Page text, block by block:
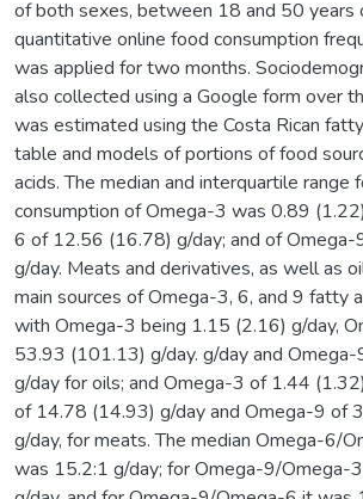
of both sexes, between 18 and 50 years
quantitative online food consumption
was applied for two months.
also collected using a Google form over
was estimated using the Costa Rican
table and models of portions of food
acids. The median and interquartile range
consumption of Omega-3 was 0.89
6 of 12.56 (16.78) g/day; and of
g/day. Meats and derivatives, as well as
main sources of Omega-3, 6, and 9 fatty
with Omega-3 being 1.15 (2.16) g/day,
53.93 (101.13) g/day. g/day and
g/day for oils; and Omega-3 of 1.44
of 14.78 (14.93) g/day and Omega-9 of
g/day, for meats. The median Omega-6/
was 15.2:1 g/day; for Omega-9/Omega-